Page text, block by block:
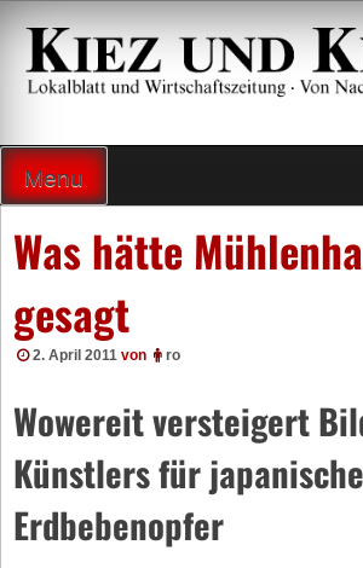
Zum
Inhalt
springen
Menu
Was hätte
gesagt
2. April 2011 von ro
Wowereit versteigert
Künstlers für japanische
Erdbebenopfer